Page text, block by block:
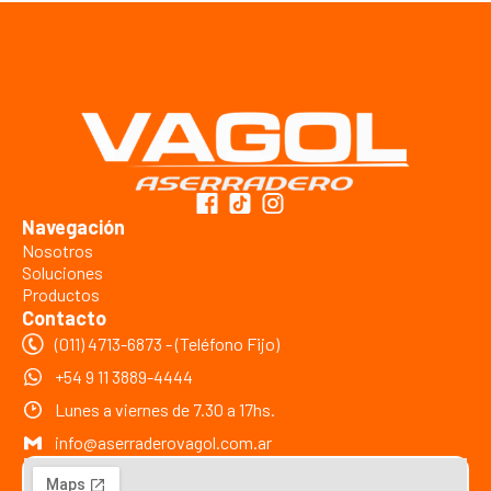
Navegación
Nosotros
Soluciones
Productos
Contacto
(011) 4713-6873 - (Teléfono Fijo)
+54 9 11 3889-4444
Lunes a viernes de 7.30 a 17hs.
info@aserraderovagol.com.ar